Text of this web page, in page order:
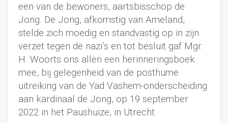
een van de bewoners, aartsbisschop de
Jong. De Jong, afkomstig van Ameland,
stelde zich moedig en standvastig op in zijn
verzet tegen de nazi’s en tot besluit gaf Mgr.
H. Woorts ons allen een herinneringsboek
mee, bij gelegenheid van de posthume
uitreiking van de Yad Vashem-onderscheiding
aan kardinaal de Jong, op 19 september
2022 in het Paushuize, in Utrecht.